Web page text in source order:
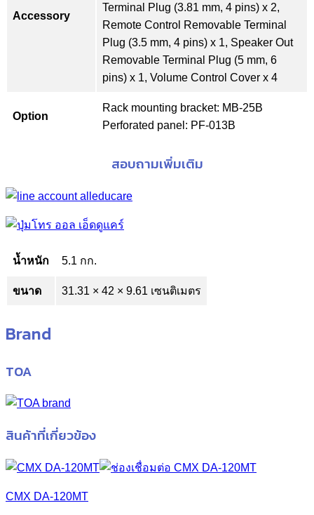
Accessory
Terminal Plug (3.81 mm, 4 pins) x 2,
Remote Control Removable Terminal
Plug (3.5 mm, 4 pins) x 1, Speaker Out
Removable Terminal Plug (5 mm, 6
pins) x 1, Volume Control Cover x 4
Option
Rack mounting bracket: MB-25B
Perforated panel: PF-013B
สอบถามเพิ่มเติม
น้ำหนัก 5.1 กก.
ขนาด 31.31 × 42 × 9.61 เซนติเมตร
Brand
TOA
สินค้าที่เกี่ยวข้อง
CMX DA-120MT